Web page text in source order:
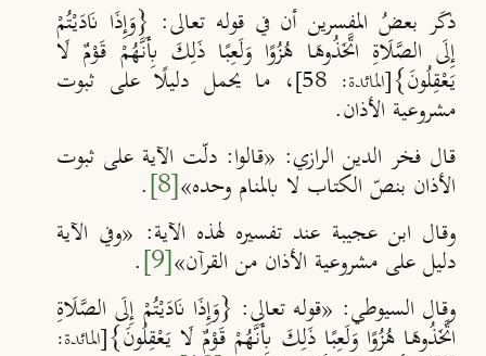
ذكَر بعضُ المفسرين أن في قوله تعالى: {وَإِذَا نَادَيْتُمْ
إِلَى الصَّلَاةِ اتَّخَذُوهَا هُزُوًا وَلَعِبًا ذَلِكَ بِأَنَّهُمْ قَوْمٌ لَا
يَعْقِلُونَ}[المائدة: 58] ، ما يحمل دليلًا على ثبوت
مشروعية الأذان.
قال فخر الدين الرازي: «قالوا: دلّت الآية على ثبوت
الأذان بنصّ الكتاب لا بالمنام وحده»[8]
.
وقال ابن عجيبة عند تفسيره لهذه الآية: «وفي الآية
دليل على مشروعية الأذان من القرآن»[9]
.
وقال السيوطي: «قوله تعالى: {وَإِذَا نَادَيْتُمْ إِلَى الصَّلَاةِ
اتَّخَذُوهَا هُزُوًا وَلَعِبًا ذَلِكَ بِأَنَّهُمْ قَوْمٌ لَا يَعْقِلُونَ}[المائدة: